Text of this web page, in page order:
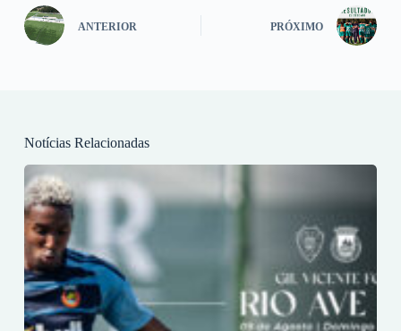
ANTERIOR PRÓXIMO
Notícias Relacionadas